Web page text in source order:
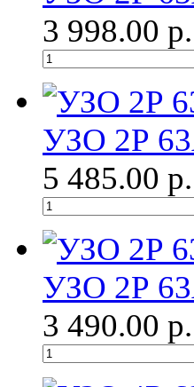
3 998.00 р.
УЗО 2Р
5 485.00 р.
УЗО 2Р
3 490.00 р.